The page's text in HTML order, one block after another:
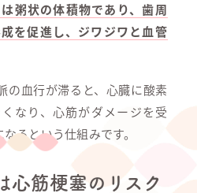
粥状の体積物であり、歯周
を促進し、ジワジワと血管
の血行が滞ると、心臓に酸素
なり、心筋がダメージを受
るという仕組みです。
心筋梗塞のリスク